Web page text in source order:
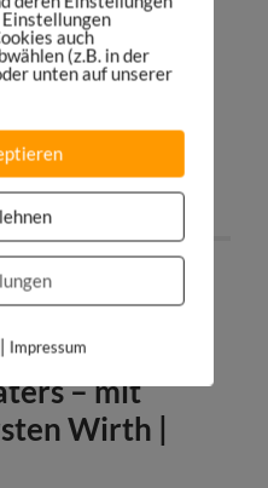
finden!
tweet
teilen
Geschäft
– mit
Wirth |
auch
(z.B. in der
unten auf unserer
Impressum